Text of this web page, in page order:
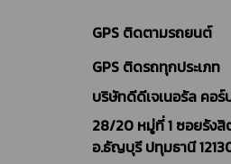
GPS ติดตามรถยนต์
GPS ติดรถทุกประเภท
บริษัทดีดีเจเนอรัล คอร์
28/20 หมู่ที่ 1 ซอยรัง
อ.ธัญบุรี ปทุมธานี